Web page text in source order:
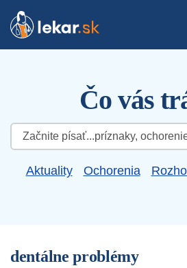
Čo vás
Hľadať:
Aktuality Ochorenia
dentálne problémy